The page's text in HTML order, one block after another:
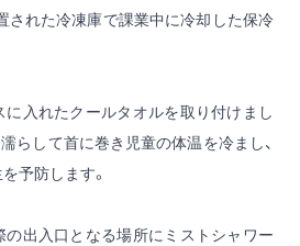
された冷凍庫で課業中に冷却した保冷
入れたクールタオルを取り付けまし
らして首に巻き児童の体温を冷まし、
予防します。
の出入口となる場所にミストシャワー